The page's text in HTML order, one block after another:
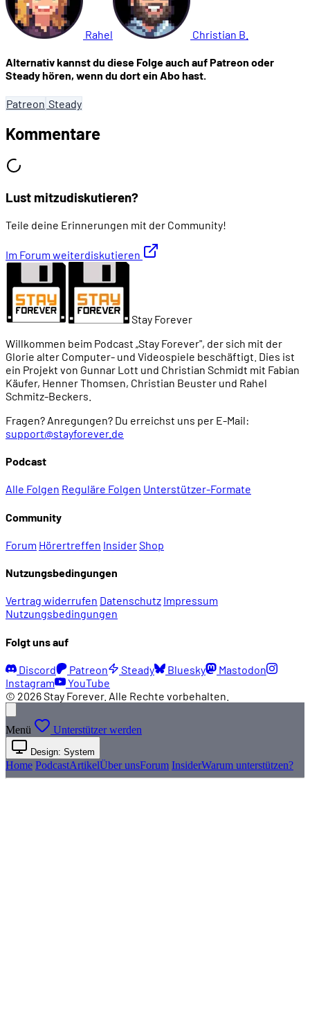
Rahel Christian B.
Alternativ kannst du diese Folge auch auf Patreon oder
Steady hören, wenn du dort ein Abo hast.
Patreon Steady
Kommentare
Lust mitzudiskutieren?
Teile deine Erinnerungen mit der Community!
Im Forum weiterdiskutieren
Stay Forever
Willkommen beim Podcast „Stay Forever", der sich mit der
Glorie alter Computer- und Videospiele beschäftigt. Dies ist
ein Projekt von Gunnar Lott und Christian Schmidt mit Fabian
Käufer, Henner Thomsen, Christian Beuster und Rahel
Schmitz-Beckers.
Fragen? Anregungen? Du erreichst uns per E-Mail:
support@stayforever.de
Podcast
Alle Folgen Reguläre Folgen Unterstützer-Formate
Community
Forum Hörertreffen InsiderShop
Nutzungsbedingungen
Vertrag widerrufen Datenschutz Impressum
Nutzungsbedingungen
Folgt uns auf
Discord Patreon Steady Bluesky
Mastodon
Instagram
YouTube
© 2026 Stay Forever. Alle Rechte vorbehalten.
Menü Unterstützer werden
Design: System
Home PodcastArtikelÜber unsForum InsiderWarum unterstützen?